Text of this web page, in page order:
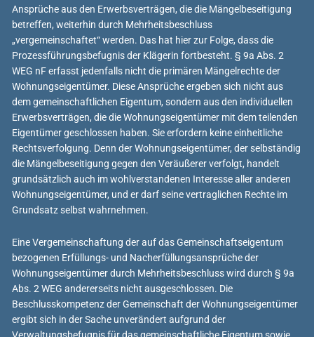
Ansprüche aus den Erwerbsverträgen, die die Mängelbeseitigung
betreffen, weiterhin durch Mehrheitsbeschluss
„vergemeinschaftet“ werden. Das hat hier zur Folge, dass die
Prozessführungsbefugnis der Klägerin fortbesteht. § 9a Abs. 2
WEG nF erfasst jedenfalls nicht die primären Mängelrechte der
Wohnungseigentümer. Diese Ansprüche ergeben sich nicht aus
dem gemeinschaftlichen Eigentum, sondern aus den individuellen
Erwerbsverträgen, die die Wohnungseigentümer mit dem teilenden
Eigentümer geschlossen haben. Sie erfordern keine einheitliche
Rechtsverfolgung. Denn der Wohnungseigentümer, der selbständig
die Mängelbeseitigung gegen den Veräußerer verfolgt, handelt
grundsätzlich auch im wohlverstandenen Interesse aller anderen
Wohnungseigentümer, und er darf seine vertraglichen Rechte im
Grundsatz selbst wahrnehmen.
Eine Vergemeinschaftung der auf das Gemeinschaftseigentum
bezogenen Erfüllungs- und Nacherfüllungsansprüche der
Wohnungseigentümer durch Mehrheitsbeschluss wird durch § 9a
Abs. 2 WEG andererseits nicht ausgeschlossen. Die
Beschlusskompetenz der Gemeinschaft der Wohnungseigentümer
ergibt sich in der Sache unverändert aufgrund der